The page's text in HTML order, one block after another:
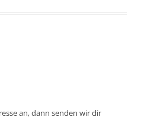
an, dann senden wir dir